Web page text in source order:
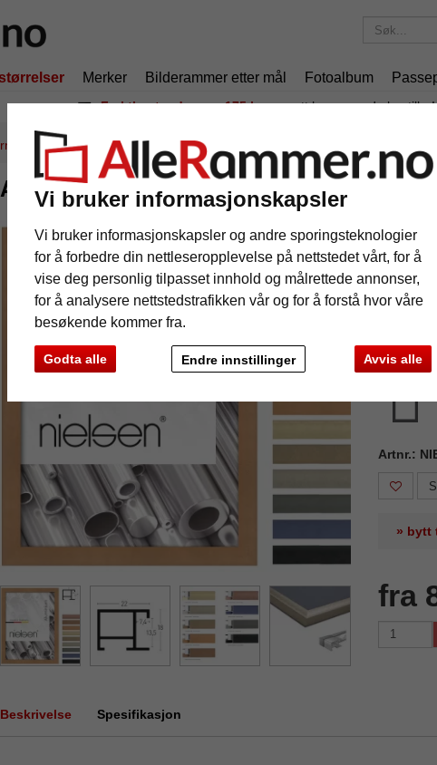
Vi bruker informasjonskapsler
Vi bruker informasjonskapsler og andre sporingsteknologier
for å forbedre din nettleseropplevelse på nettstedet vårt, for å
vise deg personlig tilpasset innhold og målrettede annonser,
for å analysere nettstedstrafikken vår og for å forstå hvor våre
besøkende kommer fra.
Godta alle Avvis alle
Endre innstillinger
Merker Bilderammer etter mål Fotoalbum
Fraktkostnadene er 175 kruansett hvor mye du bestiller!
Aluminiumsbilderamme spesialtilpasset, profil 97
Aluminiumsbilderamme spesialtilpasset,
Tilbake Videre
Artnr.:
» bytt
fra
Beskrivelse Spesifikasjon